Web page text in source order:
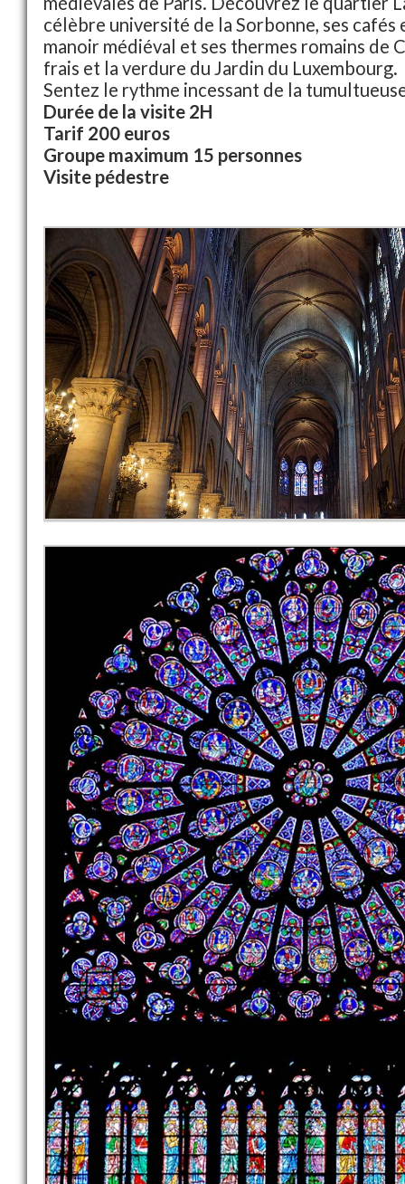
célèbre université de la Sorbonne, ses cafés
manoir médiéval et ses thermes romains de
frais et la verdure du Jardin du Luxembourg.
Sentez le rythme incessant de la
Durée de la visite 2H
Tarif 200 euros
Groupe maximum 15 personnes
Visite pédestre